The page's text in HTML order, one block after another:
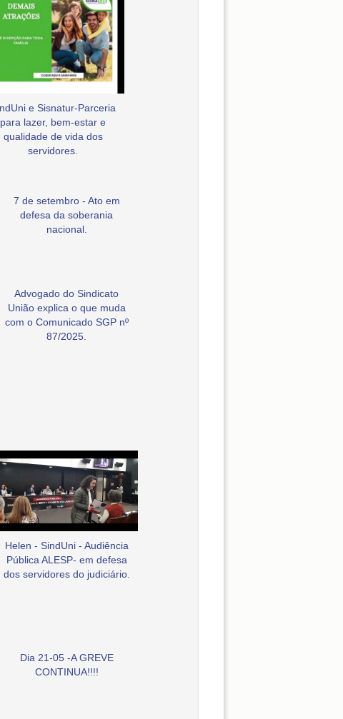
e Sisnatur-Parceria
para lazer, bem-estar e
qualidade de vida dos
servidores.
7 de setembro - Ato em
defesa da soberania
nacional.
Advogado do Sindicato
União explica o que muda
com o Comunicado SGP nº
87/2025.
Helen - SindUni - Audiência
Pública ALESP- em defesa
dos servidores do judiciário.
Dia 21-05 -A GREVE
CONTINUA!!!!